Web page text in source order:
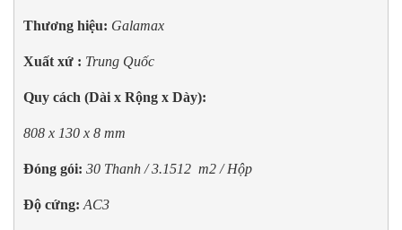
Thương hiệu: Galamax
Xuất xứ : Trung Quốc
Quy cách (Dài x Rộng x Dày):
808 x 130 x 8 mm
Đóng gói: 30 Thanh / 3.1512  m2 / Hộp
Độ cứng: AC3